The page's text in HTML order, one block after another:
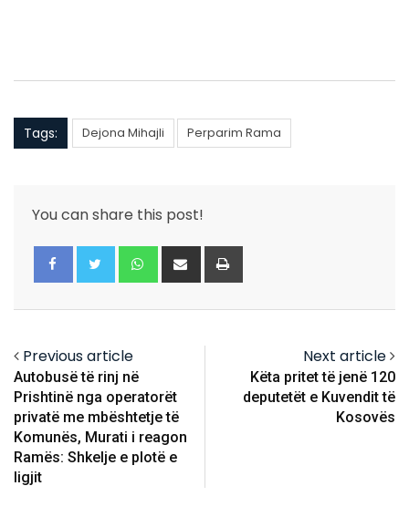
Tags: Dejona Mihajli Perparim Rama
You can share this post!
Whatsapp
Share
via
Previous article
Autobusë të rinj në
Prishtinë nga operatorët
privatë me mbështetje të
Komunës, Murati i reagon
Ramës: Shkelje e plotë e
ligjit
Next article
Këta pritet të jenë 120
deputetët e Kuvendit të
Kosovës